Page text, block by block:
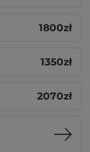
1800zł
1350zł
2070zł